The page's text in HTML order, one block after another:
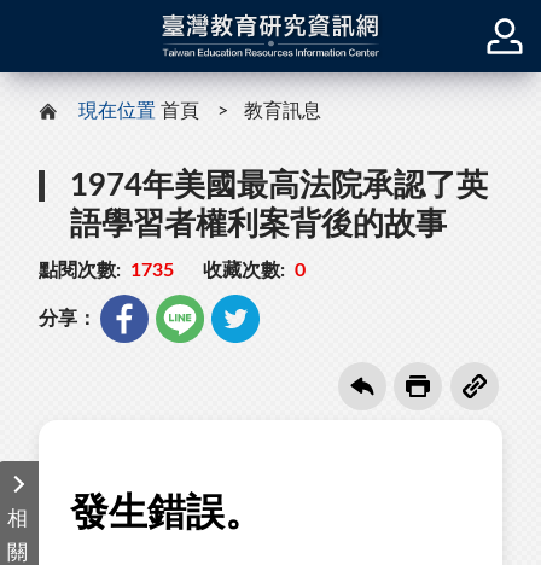
現在位置 首頁 教育訊息
1974年美國最高法院承認了英
語學習者權利案背後的故事
點閱次數: 1735 收藏次數: 0
分享：
相
關